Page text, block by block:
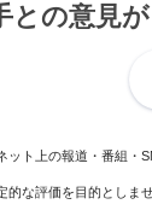
との意見が
ト上の報道・番組・
的な評価を目的としま